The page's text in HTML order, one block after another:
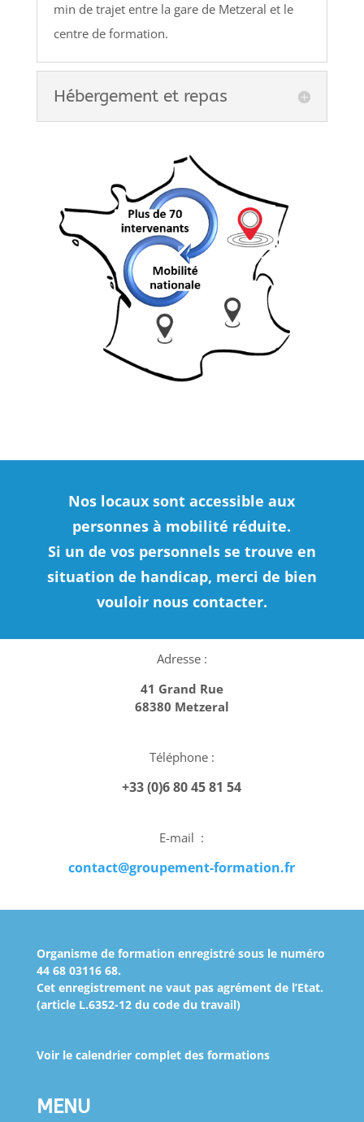
min de trajet entre la gare de Metzeral et le
centre de formation.
Hébergement et repas
Nos locaux sont accessible aux
personnes à mobilité réduite.
Si un de vos personnels se trouve en
situation de handicap, merci de bien
vouloir nous contacter.
Adresse :
41 Grand Rue
68380 Metzeral
Téléphone :
+33 (0)6 80 45 81 54
E-mail :
contact@groupement-formation.fr
Organisme de formation enregistré sous le numéro
44 68 03116 68.
Cet enregistrement ne vaut pas agrément de l’Etat.
(article L.6352-12 du code du travail)
Voir le calendrier complet des formations
MENU